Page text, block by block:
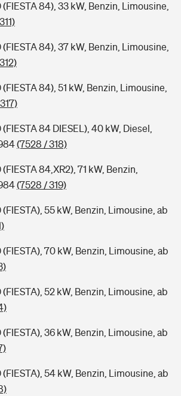
(FIESTA 84), 33 kW, Benzin, Limousine,
(FIESTA 84), 37 kW, Benzin, Limousine,
(FIESTA 84), 51 kW, Benzin, Limousine,
(FIESTA 84 DIESEL), 40 kW, Diesel,
(7528 / 318)
84,XR2), 71 kW, Benzin,
(7528 / 319)
(FIESTA), 55 kW, Benzin, Limousine, ab
(FIESTA), 70 kW, Benzin, Limousine, ab
(FIESTA), 52 kW, Benzin, Limousine, ab
(FIESTA), 36 kW, Benzin, Limousine, ab
(FIESTA), 54 kW, Benzin, Limousine, ab